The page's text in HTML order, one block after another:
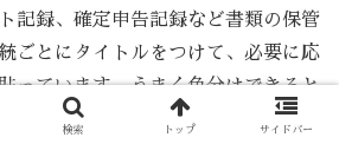
記録、確定申告記録など書類の保管
ごとにタイトルをつけて、必要に応
っています。うまく色分けできると
ですが、保管書類が少ないこともあ
検索 トップ サイドバー